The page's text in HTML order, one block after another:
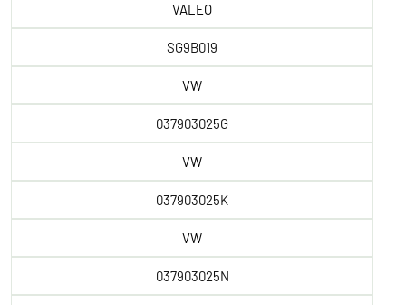
VALEO
SG9B019
VW
037903025G
VW
037903025K
VW
037903025N